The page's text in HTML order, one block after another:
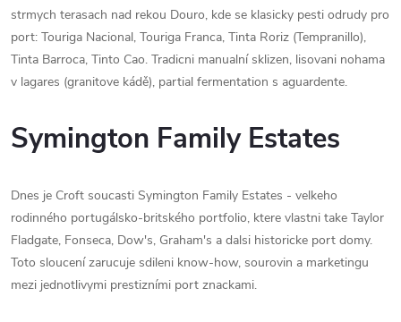
strmych terasach nad rekou Douro, kde se klasicky pesti odrudy pro
port: Touriga Nacional, Touriga Franca, Tinta Roriz (Tempranillo),
Tinta Barroca, Tinto Cao. Tradicni manualní sklizen, lisovani nohama
v lagares (granitove kádě), partial fermentation s aguardente.
Symington Family Estates
Dnes je Croft soucasti Symington Family Estates - velkeho
rodinného portugálsko-britského portfolio, ktere vlastni take Taylor
Fladgate, Fonseca, Dow's, Graham's a dalsi historicke port domy.
Toto sloucení zarucuje sdileni know-how, sourovin a marketingu
mezi jednotlivymi prestizními port znackami.